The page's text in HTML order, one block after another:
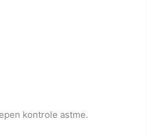
kontrole astme.